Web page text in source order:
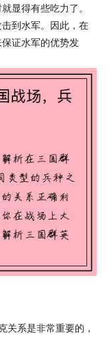
显得有些吃力了。
到水军。因此，在
证水军的优势发
关系是非常重要的，